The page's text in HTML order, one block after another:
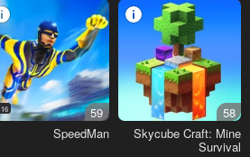
58
Skycube Craft: Mine
Survival
59
16+
SpeedMan